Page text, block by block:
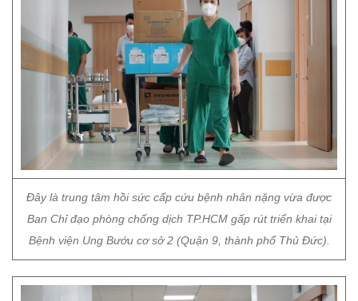
Đây là trung tâm hồi sức cấp cứu bệnh nhân nặng vừa được
Ban Chỉ đạo phòng chống dịch TP.HCM gấp rút triển khai tại
Bệnh viện Ung Bướu cơ sở 2 (Quận 9, thành phố Thủ Đức).